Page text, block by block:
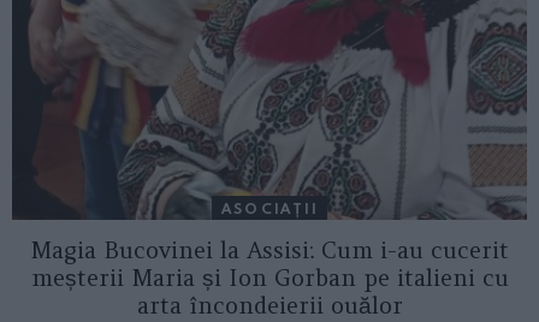
ASOCIAŢII
Magia Bucovinei la Assisi: Cum i-au cucerit
meșterii Maria și Ion Gorban pe italieni cu
arta încondeierii ouălor